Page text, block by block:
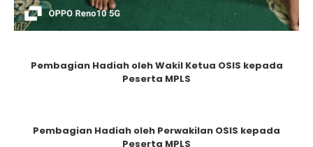
Pembagian Hadiah oleh Wakil Ketua OSIS kepada
Peserta MPLS
Pembagian Hadiah oleh Perwakilan OSIS kepada
Peserta MPLS